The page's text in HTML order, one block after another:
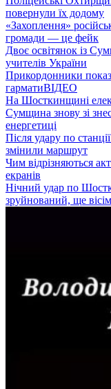
повернули їх додому
«Захоплення»
громади — це фейк
Двоє освітянок із
учителів України
Прикордонники
гарматиВІДЕО
На Шосткинщині
Сумщина знову зі
енергетиці
Після удару по
змінили маршрут
Чим відрізняються
екранів
Нічний удар по
зруйнований, ще